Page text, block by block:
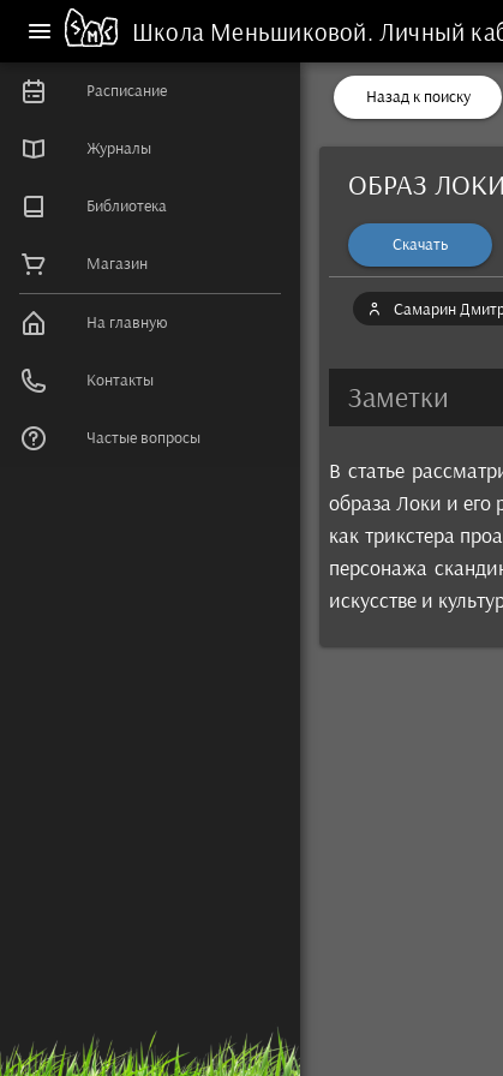
Школа Меньшиковой. Личный
Расписание
Журналы
Библиотека
Магазин
На главную
Контакты
Частые вопросы
Назад к поиску
ОБРАЗ
Скачать
Самарин
Заметки
В статье
образа Локи и его
как трикстера
персонажа
искусстве и